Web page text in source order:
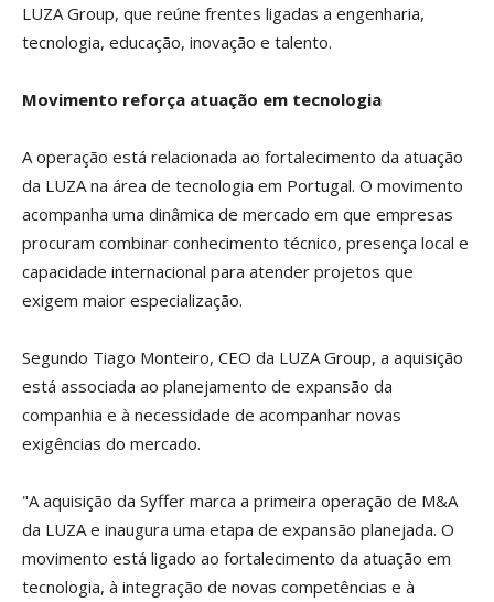
LUZA Group, que reúne frentes ligadas a engenharia,
tecnologia, educação, inovação e talento.
Movimento reforça atuação em tecnologia
A operação está relacionada ao fortalecimento da atuação
da LUZA na área de tecnologia em Portugal. O movimento
acompanha uma dinâmica de mercado em que empresas
procuram combinar conhecimento técnico, presença local e
capacidade internacional para atender projetos que
exigem maior especialização.
Segundo Tiago Monteiro, CEO da LUZA Group, a aquisição
está associada ao planejamento de expansão da
companhia e à necessidade de acompanhar novas
exigências do mercado.
"A aquisição da Syffer marca a primeira operação de M&A
da LUZA e inaugura uma etapa de expansão planejada. O
movimento está ligado ao fortalecimento da atuação em
tecnologia, à integração de novas competências e à